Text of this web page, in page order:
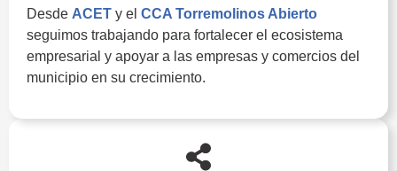
Desde ACET y el CCA Torremolinos Abierto
seguimos trabajando para fortalecer el ecosistema
empresarial y apoyar a las empresas y comercios del
municipio en su crecimiento.